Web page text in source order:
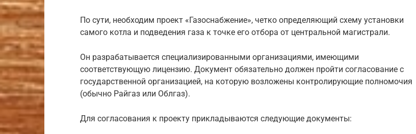
По сути, необходим проект «Газоснабжение», четко определяющий схему установки
самого котла и подведения газа к точке его отбора от центральной магистрали.
Он разрабатывается специализированными организациями, имеющими
соответствующую лицензию. Документ обязательно должен пройти согласование с
государственной организацией, на которую возложены контролирующие полномочия
(обычно Райгаз или Облгаз).
Для согласования к проекту прикладываются следующие документы: